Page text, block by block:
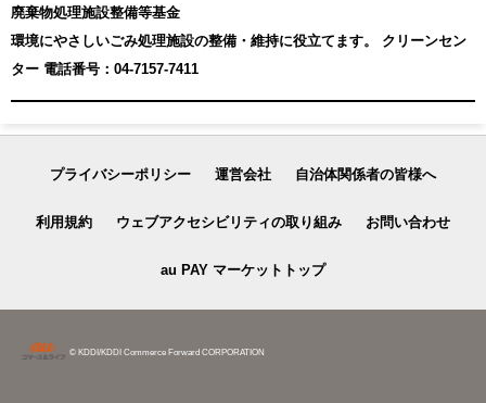
廃棄物処理施設整備等基金
環境にやさしいごみ処理施設の整備・維持に役立てます。 クリーンセン
ター 電話番号：04-7157-7411
プライバシーポリシー 運営会社 自治体関係者の皆様へ
利用規約 ウェブアクセシビリティの取り組み お問い合わせ
au PAY マーケットトップ
© KDDI/KDDI Commerce Forward CORPORATION